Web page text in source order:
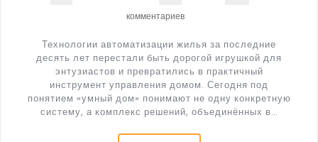
комментариев
Технологии автоматизации жилья за последние
десять лет перестали быть дорогой игрушкой для
энтузиастов и превратились в практичный
инструмент управления домом. Сегодня под
понятием «умный дом» понимают не одну конкретную
систему, а комплекс решений, объединённых в…